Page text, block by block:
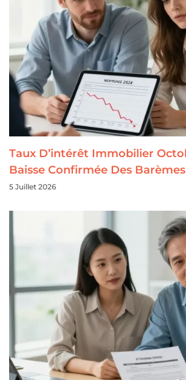
Taux D’intérêt Immobilier
Baisse Confirmée Des
5 Juillet 2026